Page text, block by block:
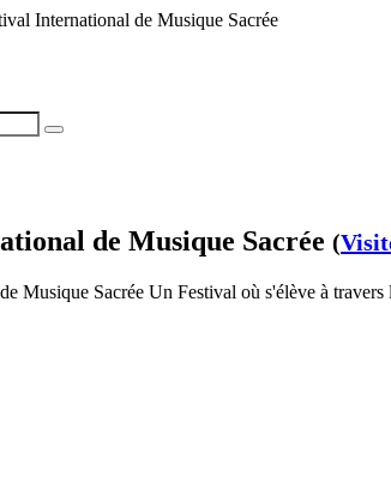
International de Musique Sacrée
de Musique Sacrée (
Un Festival où s'élève à travers